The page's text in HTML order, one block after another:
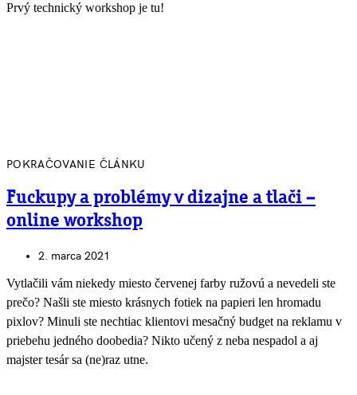
Prvý technický workshop je tu!
POKRAČOVANIE ČLÁNKU
Fuckupy a problémy v dizajne a tlači –
online workshop
2. marca 2021
Vytlačili vám niekedy miesto červenej farby ružovú a nevedeli ste
prečo? Našli ste miesto krásnych fotiek na papieri len hromadu
pixlov? Minuli ste nechtiac klientovi mesačný budget na reklamu v
priebehu jedného doobedia? Nikto učený z neba nespadol a aj
majster tesár sa (ne)raz utne.